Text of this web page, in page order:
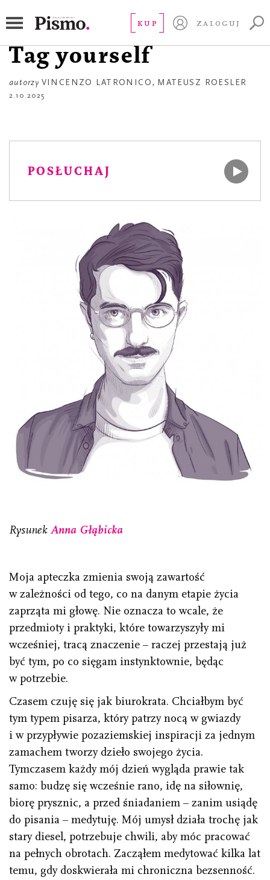
KUP ZALOGUJ
Vincenzo Latronico.
Tag yourself
autorzy VINCENZO LATRONICO, MATEUSZ ROESLER
2.10.2025
POSŁUCHAJ
Rysunek Anna Głąbicka
Moja apteczka zmienia swoją zawartość
w zależności od tego, co na danym etapie życia
zaprząta mi głowę. Nie oznacza to wcale, że
przedmioty i praktyki, które towarzyszyły mi
wcześniej, tracą znaczenie – raczej przestają już
być tym, po co sięgam instynktownie, będąc
w potrzebie.
Czasem czuję się jak biurokrata. Chciałbym być
tym typem pisarza, który patrzy nocą w gwiazdy
i w przypływie pozaziemskiej inspiracji za jednym
zamachem tworzy dzieło swojego życia.
Tymczasem każdy mój dzień wygląda prawie tak
samo: budzę się wcześnie rano, idę na siłownię,
biorę prysznic, a przed śniadaniem – zanim usiądę
do pisania – medytuję. Mój umysł działa trochę jak
stary diesel, potrzebuje chwili, aby móc pracować
na pełnych obrotach. Zacząłem medytować kilka lat
temu, gdy doskwierała mi chroniczna bezsenność.